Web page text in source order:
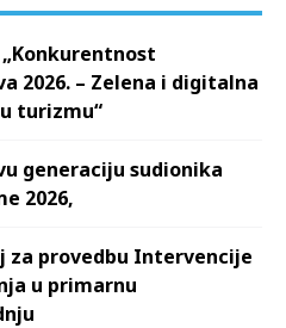
2026. – Zelena i digitalna
turizmu“
generaciju sudionika
2026,
za provedbu Intervencije
u primarnu